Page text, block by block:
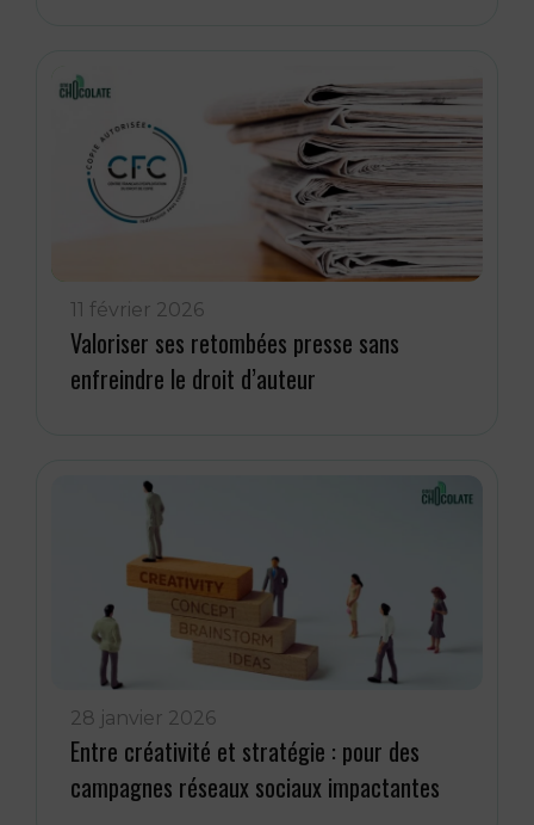
11 février 2026
Valoriser ses retombées presse sans
enfreindre le droit d’auteur
28 janvier 2026
Entre créativité et stratégie : pour des
campagnes réseaux sociaux impactantes